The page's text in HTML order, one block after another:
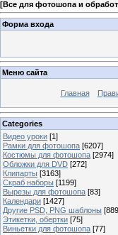
[Все для фотошопа и
Форма входа
Меню сайта
Главная
Categories
Видео уроки [1]
Рамки для фотошопа [6207]
Костюмы для фотошопа [2974]
Обложки для DVD [272]
Клипарты [3163]
Скраб наборы [1199]
Вырезы для фотошопа [83]
Календари [1427]
Другие PSD, PNG шаблоны
Этикетки, обертки [75]
Виньетки для фотошопа [77]